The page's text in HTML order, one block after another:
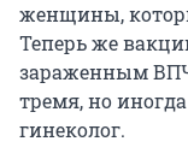
женщины,
Теперь же
зараженным
тремя, но
гинеколог.